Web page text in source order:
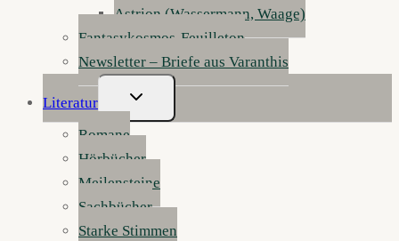
Astrion (Wassermann, Waage)
Fantasykosmos-Feuilleton
Newsletter – Briefe aus Varanthis
Literatur
Untermenü
Umschalten
Romane
Hörbücher
Meilensteine
Sachbücher
Starke Stimmen